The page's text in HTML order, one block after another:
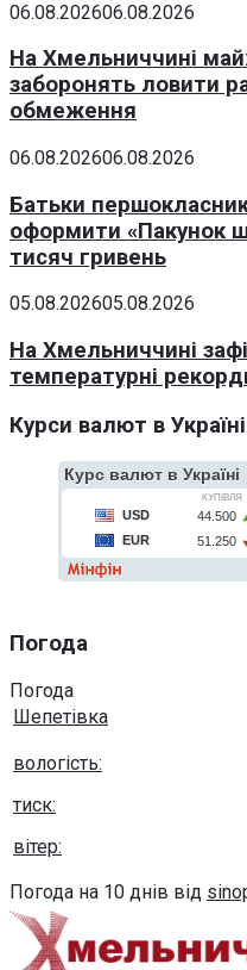
06.08.202606.08.2026
На Хмельниччині
заборонять ловити
обмеження
06.08.202606.08.2026
Батьки
оформити «Пакунок
тисяч гривень
05.08.202605.08.2026
На Хмельниччині
температурні
Курси валют в Україні
Погода
Погода
Шепетівка
вологість:
тиск:
вітер:
Погода на 10 днів від